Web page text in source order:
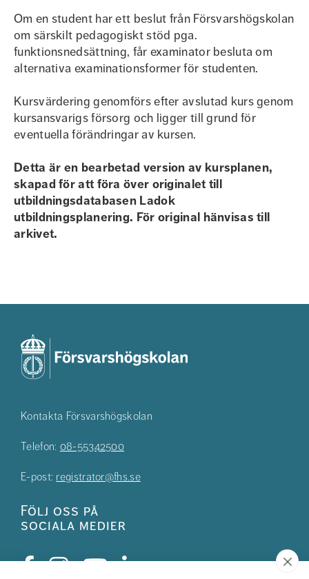
Om en student har ett beslut från Försvarshögskolan
om särskilt pedagogiskt stöd pga.
funktionsnedsättning, får examinator besluta om
alternativa examinationsformer för studenten.
Kursvärdering genomförs efter avslutad kurs genom
kursansvarigs försorg och ligger till grund för
eventuella förändringar av kursen.
Detta är en bearbetad version av kursplanen,
skapad för att föra över originalet till
utbildningsdatabasen Ladok
utbildningsplanering. För original hänvisas till
arkivet.
Kontakta Försvarshögskolan
Telefon: 08-55342500
E-post: registrator@fhs.se
Följ oss på
sociala medier